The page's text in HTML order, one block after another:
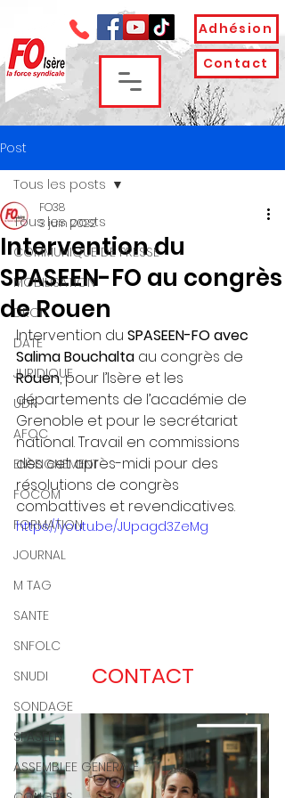
Adhésion
Contact
Post
Tous les posts
COMMUNIQUE DE PRESSE
MOBILISATION
DROIT
DATE
JURIDIQUE
UDR
AFOC
ENSEIGNEMENT
FOCOM
FORMATION
JOURNAL
M TAG
SANTE
SNFOLC
SNUDI
SONDAGE
SPASEEN
ASSEMBLEE GENERALE
Tous les posts
Intervention du
SPASEEN-FO au congrès
de Rouen
FO38
3 juin 2022
Intervention du SPASEEN-FO avec
Salima Bouchalta au congrès de
Rouen, pour l’Isère et les
départements de l’académie de
Grenoble et pour le secrétariat
national. Travail en commissions
dès cet après-midi pour des
résolutions de congrès
combattives et revendicatives.
https://youtu.be/JUpagd3ZeMg
CONTACT